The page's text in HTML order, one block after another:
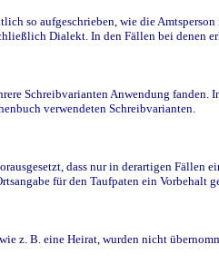
so aufgeschrieben, wie die
Dialekt. In den Fällen bei denen
Schreibvarianten Anwendung
verwendeten Schreibvarianten.
dass nur in derartigen
für den Taufpaten ein Vorbehalt
z. B. eine Heirat, wurden nicht